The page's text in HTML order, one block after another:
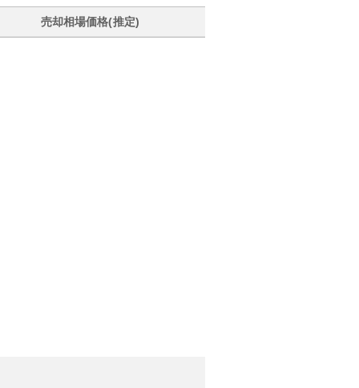
売却相場価格(推定)